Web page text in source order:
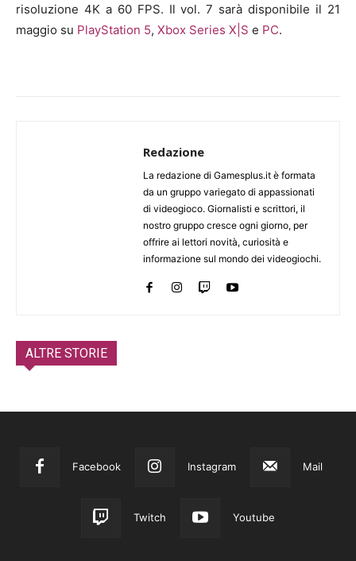
risoluzione 4K a 60 FPS. Il vol. 7 sarà disponibile il 21
maggio su PlayStation 5, Xbox Series X|S e PC.
Redazione
La redazione di Gamesplus.it è formata
da un gruppo variegato di appassionati
di videogioco. Giornalisti e scrittori, il
nostro gruppo cresce ogni giorno, per
offrire ai lettori novità, curiosità e
informazione sul mondo dei videogiochi.
ALTRE STORIE
Facebook Instagram Mail
Twitch Youtube